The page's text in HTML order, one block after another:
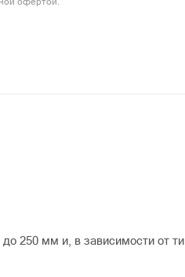
250 мм и, в зависимости от